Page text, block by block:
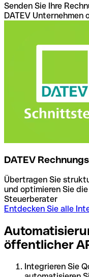
Senden Sie Ihre
DATEV Unternehmen
DATEV
Übertragen Sie
und optimieren Sie
Steuerberater
Entdecken Sie alle
öffentlicher
Integrieren Sie